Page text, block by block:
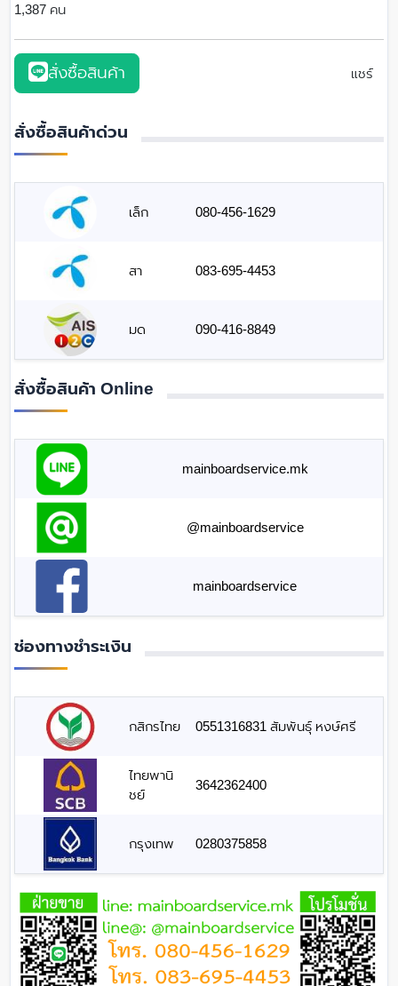
1,387 คน
สั่งซื้อสินค้า แชร์
สั่งซื้อสินค้าด่วน
เล็ก 080-456-1629
สา 083-695-4453
มด 090-416-8849
สั่งซื้อสินค้า Online
mainboardservice.mk
@mainboardservice
mainboardservice
ช่องทางชำระเงิน
กสิกรไทย 0551316831 สัมพันธุ์ หงษ์ศรี
ไทยพานิ
ชย์
3642362400
กรุงเทพ 0280375858